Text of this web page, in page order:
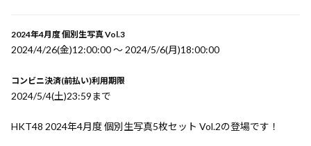
2024年4月度 個別生写真 Vol.3
2024/4/26(金)12:00:00 〜 2024/5/6(月)18:00:00
コンビニ決済(前払い)利用期限
2024/5/4(土)23:59まで
HKT48 2024年4月度 個別生写真5枚セット Vol.2の登場です！